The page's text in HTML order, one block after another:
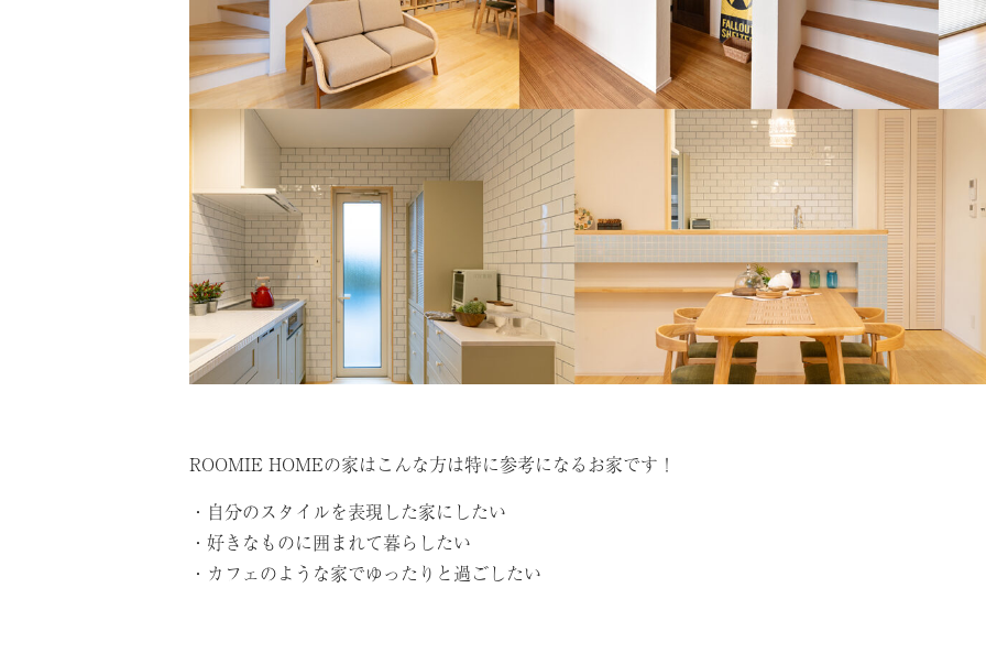
ROOMIE HOMEの家はこんな方は特に参考になるお家です！
・自分のスタイルを表現した家にしたい
・好きなものに囲まれて暮らしたい
・カフェのような家でゆったりと過ごしたい